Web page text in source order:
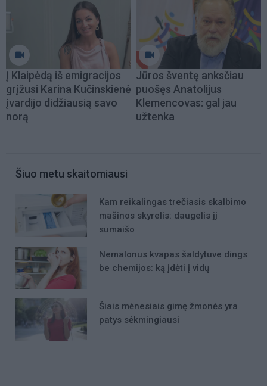
Į Klaipėdą iš emigracijos
grįžusi Karina Kučinskienė
įvardijo didžiausią savo
norą
Jūros šventę anksčiau
puošęs Anatolijus
Klemencovas: gal jau
užtenka
Šiuo metu skaitomiausi
Kam reikalingas trečiasis skalbimo
mašinos skyrelis: daugelis jį
sumaišo
Nemalonus kvapas šaldytuve dings
be chemijos: ką įdėti į vidų
Šiais mėnesiais gimę žmonės yra
patys sėkmingiausi